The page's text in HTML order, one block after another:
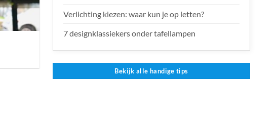
Verlichting kiezen: waar kun je op letten?
7 designklassiekers onder tafellampen
Bekijk alle handige tips